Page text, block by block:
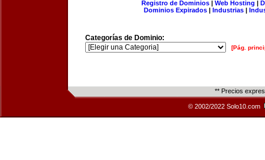
Registro de Dominios| Web Hosting |
Dominios Expirados | Industrias |
Categorías de Dominio:
[Pág.
** Precios
© 2002/2022 Solo10.com